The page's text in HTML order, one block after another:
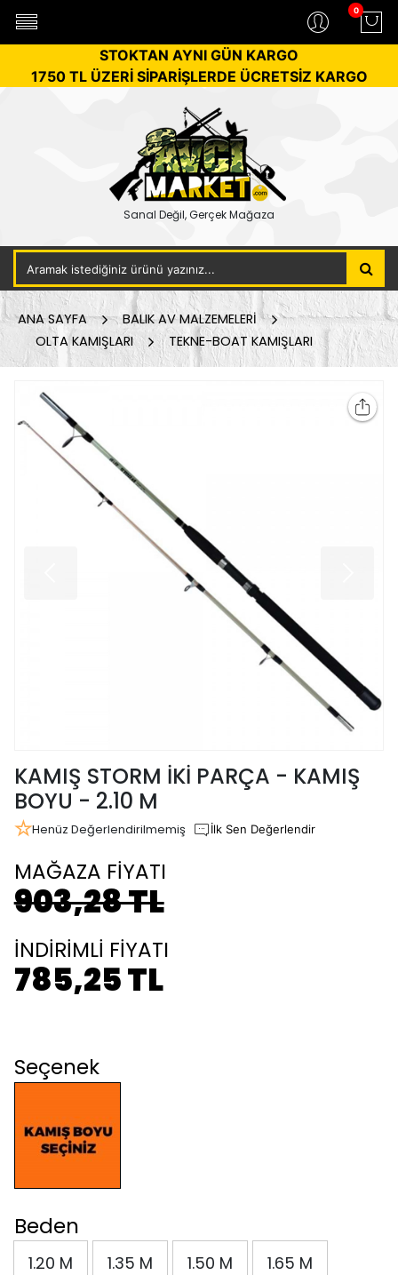
0
STOKTAN AYNI GÜN KARGO
1750 TL ÜZERİ SİPARİŞLERDE ÜCRETSİZ KARGO
Sanal Değil, Gerçek Mağaza
ANA SAYFA
BALIK AV MALZEMELERİ
OLTA KAMIŞLARI
TEKNE-BOAT KAMIŞLARI
KAMIŞ STORM İKİ PARÇA - KAMIŞ
BOYU - 2.10 M
Henüz Değerlendirilmemiş İlk Sen Değerlendir
MAĞAZA FİYATI
903,28 TL
İNDİRİMLİ FİYATI
785,25 TL
Seçenek
Beden
1.20 M 1.35 M 1.50 M 1.65 M